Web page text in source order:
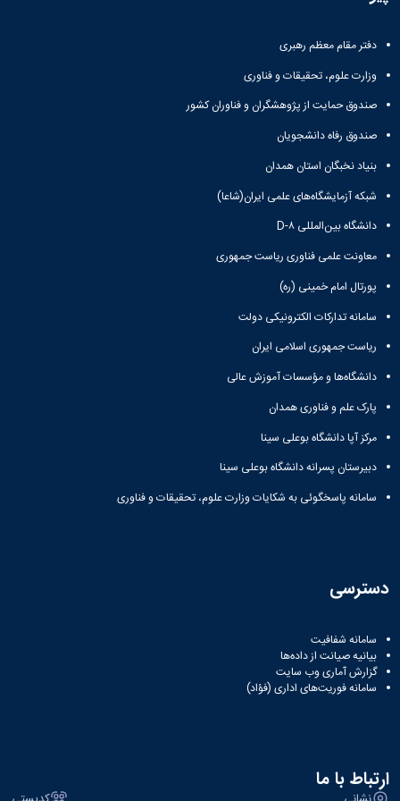
معاونت
تکمیلی
کمیته
منتخب
هیات
کمیته
ترفیع
شورای
فرهنگی
دانشکده
نامه
سمینارها
و
پایان
نامه
آیین‌نامه‌های
معاونت
آموزشی
صنایع
گروه
کامپیوتر
پژوهش
های
مهندسی
صنایع
سیستم
تولید
of
Stress
Analysis
دفتر
صنعت
کارآموزی
مراکز
مرتبط
بنیاد
نخبگان
شرکت
های
نامه ها
و
آئین
نامه
نامه
های
پژوهشی
مهندسی
کامپیوتر
دفتر مقام معظم رهبری
وزارت علوم، تحقیقات و فناوری
صندوق حمایت از پژوهشگران و فناوران کشور
صندوق رفاه دانشجویان
بنیاد نخبگان استان همدان
شبکه آزمایشگاه‌های علمی ایران(شاعا)
دانشگاه بین‌المللی D-۸
معاونت علمی فناوری ریاست جمهوری
پورتال امام خمینی (ره)
سامانه تدارکات الکترونیکی دولت
ریاست جمهوری اسلامی ایران
دانشگاه‌ها و مؤسسات آموزش عالی
پارک علم و فناوری همدان
مرکز آپا دانشگاه بوعلی سینا
دبیرستان پسرانه دانشگاه بوعلی سینا
سامانه پاسخگوئی به شکایات وزارت علوم، تحقیقات و فناوری
دسترسی
سامانه شفافیت
بیانیه صیانت از داده‌ها
گزارش آماری وب‌ سایت
سامانه فوریت‌های اداری (فؤاد)
ارتباط با ما